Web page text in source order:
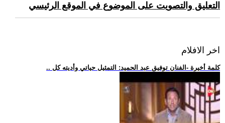
التعليق والتصويت على الموضوع في الموقع الرئيسي
اخر الافلام
.. كلمة أخيرة -الفنان توفيق عبد الحميد: التمثيل حياتي وأديته كل